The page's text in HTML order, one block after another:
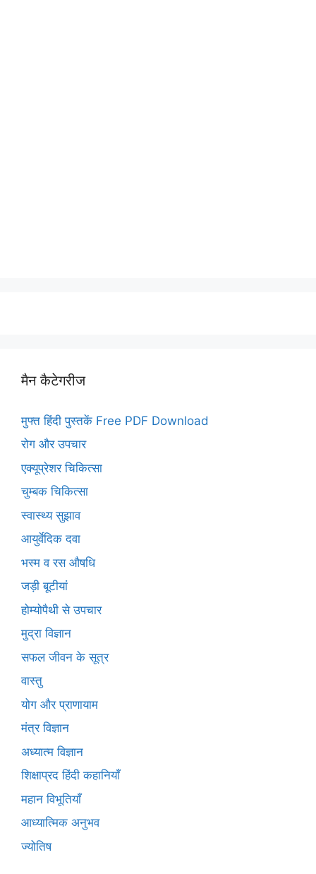
मैन कैटेगरीज
मुफ्त हिंदी पुस्तकें Free PDF Download
रोग और उपचार
एक्यूप्रेशर चिकित्सा
चुम्बक चिकित्सा
स्वास्थ्य सुझाव
आयुर्वेदिक दवा
भस्म व रस औषधि
जड़ी बूटीयां
होम्योपैथी से उपचार
मुद्रा विज्ञान
सफल जीवन के सूत्र
वास्तु
योग और प्राणायाम
मंत्र विज्ञान
अध्यात्म विज्ञान
शिक्षाप्रद हिंदी कहानियाँ
महान विभूतियाँ
आध्यात्मिक अनुभव
ज्योतिष